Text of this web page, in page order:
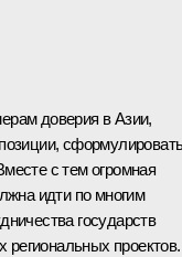
доверия в Азии,
с тем огромная
идти по многим
государств
проектов.